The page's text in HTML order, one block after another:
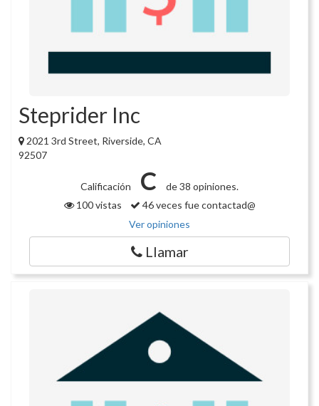
Steprider Inc
2021 3rd Street, Riverside, CA
92507
Calificación C
de 38 opiniones.
100 vistas
46 veces fue contactad@
Ver opiniones
Llamar